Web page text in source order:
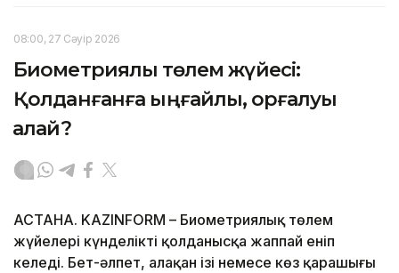
08:00, 27 Сәуір 2026
Биометриялық төлем жүйесі:
Қолданғанға ыңғайлы, қорғалуы
қалай?
АСТАНА. KAZINFORM – Биометриялық төлем
жүйелері күнделікті қолданысқа жаппай еніп
келеді. Бет-әлпет, алақан ізі немесе көз қарашығы